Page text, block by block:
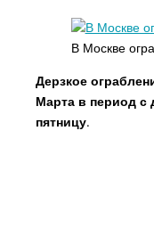
В Москве
Дерзкое
Марта в период с
пятницу.